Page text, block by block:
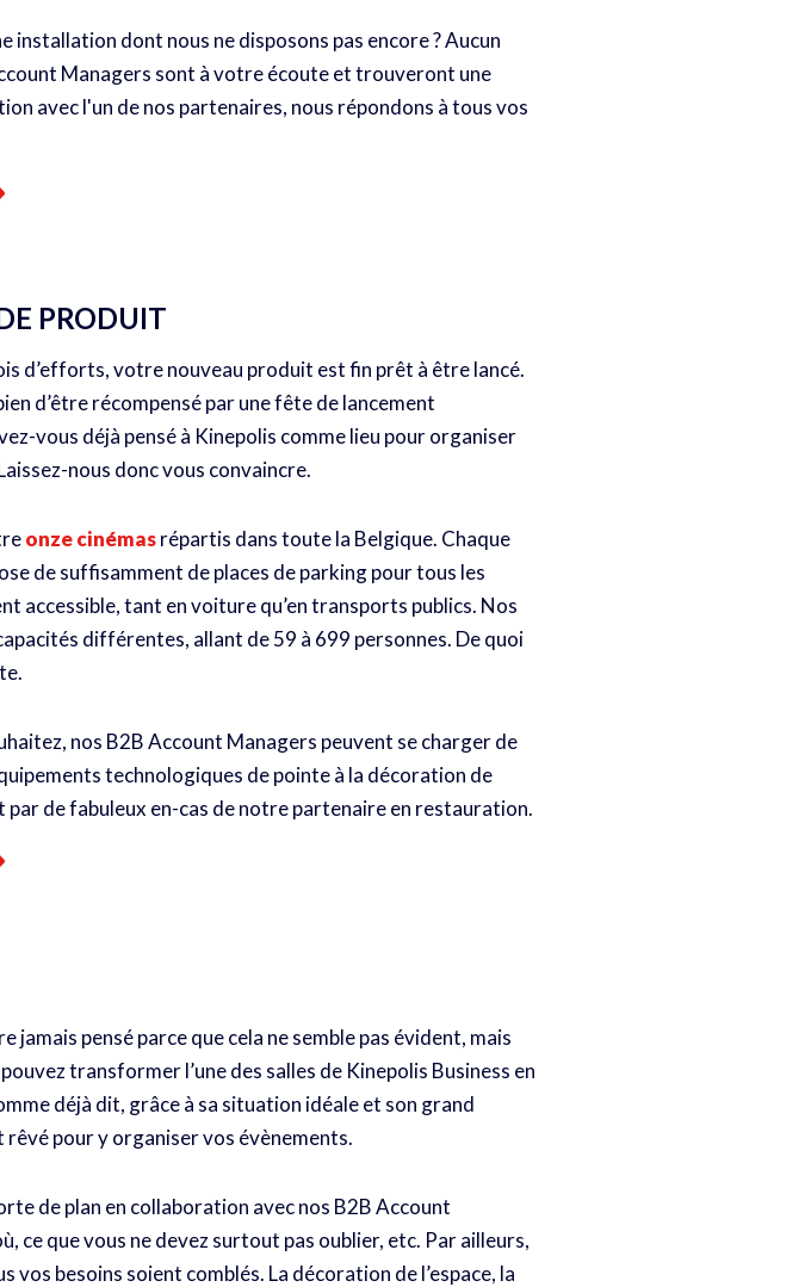
installation dont nous ne disposons pas encore ? Aucun
Managers sont à votre écoute et trouveront une
avec l'un de nos partenaires, nous répondons à tous vos
PRODUIT
d’efforts, votre nouveau produit est fin prêt à être lancé.
d’être récompensé par une fête de lancement
vous déjà pensé à Kinepolis comme lieu pour organiser
nous donc vous convaincre.
onze cinémasrépartis dans toute la Belgique. Chaque
de suffisamment de places de parking pour tous les
accessible, tant en voiture qu’en transports publics. Nos
différentes, allant de 59 à 699 personnes. De quoi
nos B2B Account Managers peuvent se charger de
technologiques de pointe à la décoration de
par de fabuleux en-cas de notre partenaire en restauration.
jamais pensé parce que cela ne semble pas évident, mais
transformer l’une des salles de Kinepolis Business en
déjà dit, grâce à sa situation idéale et son grand
rêvé pour y organiser vos évènements.
de plan en collaboration avec nos B2B Account
ce que vous ne devez surtout pas oublier, etc. Par ailleurs,
vos besoins soient comblés. La décoration de l’espace, la